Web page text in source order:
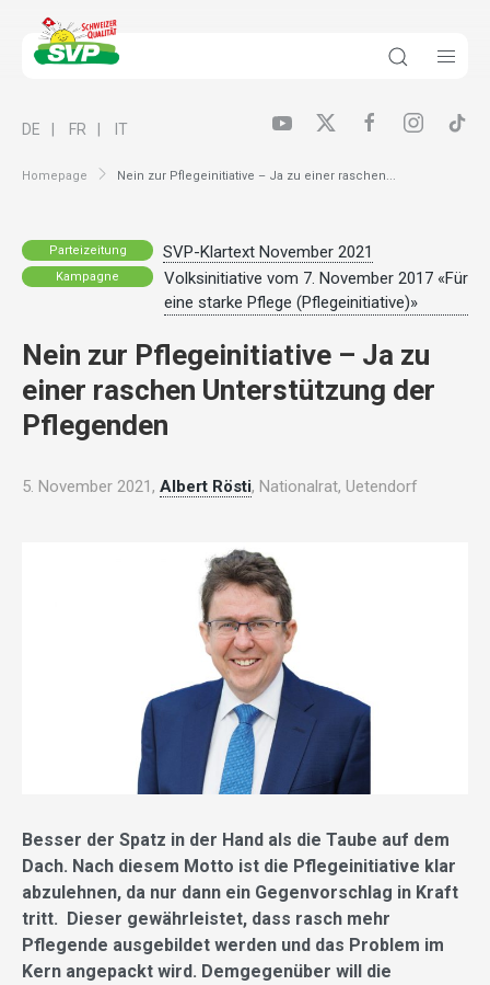
Homepage Nein zur Pflegeinitiative – Ja zu einer raschen...
DE FR IT
Parteizeitung SVP-Klartext November 2021
Kampagne
Volksinitiative vom 7. November 2017 «Für
eine starke Pflege (Pflegeinitiative)»
Nein zur Pflegeinitiative – Ja zu
einer raschen Unterstützung der
Pflegenden
5. November 2021, Albert Rösti, Nationalrat, Uetendorf
Besser der Spatz in der Hand als die Taube auf dem
Dach. Nach diesem Motto ist die Pflegeinitiative klar
abzulehnen, da nur dann ein Gegenvorschlag in Kraft
tritt. Dieser gewährleistet, dass rasch mehr
Pflegende ausgebildet werden und das Problem im
Kern angepackt wird. Demgegenüber will die